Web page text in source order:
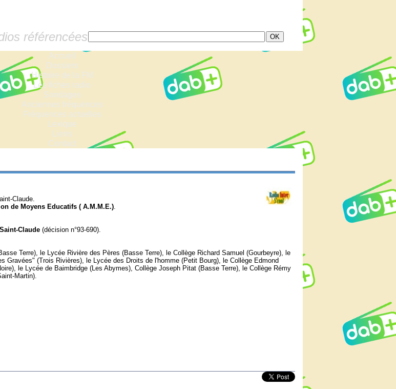
référencées
Accueil
Dossiers
Histoire de la FM
Les fiches radio
Sondages
Anciennes fréquences
Fréquences actuelles
Lexique
Liens
Contact
Claude.
de Moyens Educatifs ( A.M.M.E.).
Claude (décision n°93-690).
Terre), le Lycée Rivière des Pères (Basse Terre), le Collège Richard Samuel (Gourbeyre), le
Gravées" (Trois Rivières), le Lycée des Droits de l'homme (Petit Bourg), le Collège Edmond
le Lycée de Baimbridge (Les Abymes), Collège Joseph Pitat (Basse Terre), le Collège Rémy
Martin).